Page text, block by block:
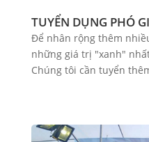
TUYỂN DỤNG PHÓ
Để nhân rộng thêm
những giá trị "xanh"
Chúng tôi cần tuyển